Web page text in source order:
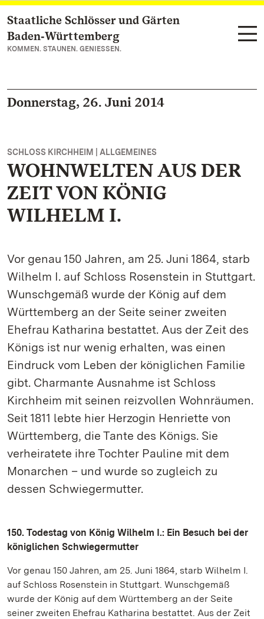
Zum Hauptinhalt springen
Staatliche Schlösser und Gärten
Baden‑Württemberg
KOMMEN. STAUNEN. GENIESSEN.
Donnerstag, 26. Juni 2014
SCHLOSS KIRCHHEIM | ALLGEMEINES
WOHNWELTEN AUS DER
ZEIT VON KÖNIG
WILHELM I.
Vor genau 150 Jahren, am 25. Juni 1864, starb
Wilhelm I. auf Schloss Rosenstein in Stuttgart.
Wunschgemäß wurde der König auf dem
Württemberg an der Seite seiner zweiten
Ehefrau Katharina bestattet. Aus der Zeit des
Königs ist nur wenig erhalten, was einen
Eindruck vom Leben der königlichen Familie
gibt. Charmante Ausnahme ist Schloss
Kirchheim mit seinen reizvollen Wohnräumen.
Seit 1811 lebte hier Herzogin Henriette von
Württemberg, die Tante des Königs. Sie
verheiratete ihre Tochter Pauline mit dem
Monarchen – und wurde so zugleich zu
dessen Schwiegermutter.
150. Todestag von König Wilhelm I.: Ein Besuch bei der
königlichen Schwiegermutter
Vor genau 150 Jahren, am 25. Juni 1864, starb Wilhelm I.
auf Schloss Rosenstein in Stuttgart. Wunschgemäß
wurde der König auf dem Württemberg an der Seite
seiner zweiten Ehefrau Katharina bestattet. Aus der Zeit